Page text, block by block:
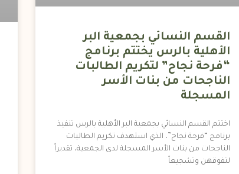
القسم النسائي بجمعية البر
الأهلية بالرس يختتم برنامج
“فرحة نجاح” لتكريم الطالبات
الناجحات من بنات الأسر
المسجلة
اختتم القسم النسائي بجمعية البر الأهلية بالرس تنفيذ
برنامج “فرحة نجاح”، الذي استهدف تكريم الطالبات
الناجحات من بنات الأسر المسجلة لدى الجمعية، تقديراً
لتفوقهن وتشجيعاً